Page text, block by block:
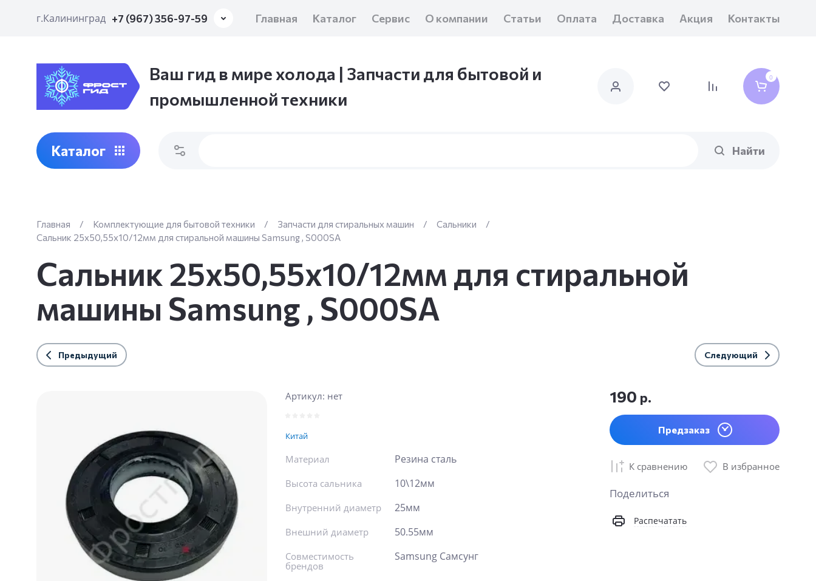
г.Калининград +7 (967) 356-97-59 Главная Каталог Сервис О компании Статьи Оплата Доставка Акция Контакты
Ваш гид в мире холода | Запчасти для бытовой и
промышленной техники
0
Каталог Найти
Главная / Комплектующие для бытовой техники / Запчасти для стиральных машин / Сальники
/
Сальник 25x50,55x10/12мм для стиральной машины Samsung , S000SA
Сальник 25x50,55x10/12мм для стиральной
машины Samsung , S000SA
Предыдущий Следующий
Артикул: нет
Китай
Материал Резина сталь
Высота сальника 10\12мм
Внутренний диаметр 25мм
Внешний диаметр 50.55мм
Совместимость
брендов
Samsung Самсунг
190 р.
Предзаказ
К сравнению В избранное
Поделиться
Распечатать